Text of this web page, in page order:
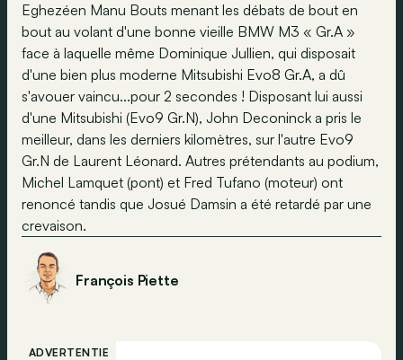
Eghezéen Manu Bouts menant les débats de bout en
bout au volant d'une bonne vieille BMW M3 « Gr.A »
face à laquelle même Dominique Jullien, qui disposait
d'une bien plus moderne Mitsubishi Evo8 Gr.A, a dû
s'avouer vaincu...pour 2 secondes ! Disposant lui aussi
d'une Mitsubishi (Evo9 Gr.N), John Deconinck a pris le
meilleur, dans les derniers kilomètres, sur l'autre Evo9
Gr.N de Laurent Léonard. Autres prétendants au podium,
Michel Lamquet (pont) et Fred Tufano (moteur) ont
renoncé tandis que Josué Damsin a été retardé par une
crevaison.
François Piette
ADVERTENTIE